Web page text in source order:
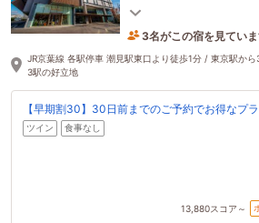
や2段ベッドの客室は女子
2時間前に予約されま
JR京葉線 各駅停車 潮見駅東口より徒歩1分 / 東京駅から
3駅の好立地
【早期割30】30日前までのご予約でお得なプ
ツイン 食事なし
13,880スコア～